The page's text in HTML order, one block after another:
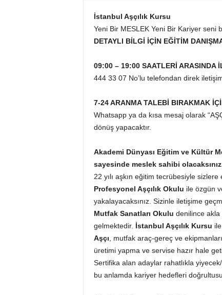
İstanbul Aşçılık Kursu
Yeni Bir MESLEK Yeni Bir Kariyer seni
DETAYLI BİLGİ İÇİN EĞİTİM
09:00 – 19:00 SAATLERİ ARASINDA
444 33 07 No’lu telefondan direk
7-24 ARANMA TALEBİ BIRAKMAK
Whatsapp ya da kısa mesaj olarak
dönüş yapacaktır.
Akademi Dünyası Eğitim ve Kültür
sayesinde meslek sahibi
22 yılı aşkın eğitim tecrübesiyle
Profesyonel Aşçılık Okulu ile özgün
yakalayacaksınız. Sizinle iletişime
Mutfak Sanatları Okulu denilince
gelmektedir. İstanbul Aşçılık Kursu
Aşçı , mutfak araç-gereç ve
üretimi yapma ve servise hazır hale
Sertifika alan adaylar rahatlıkla
bu anlamda kariyer hedefleri